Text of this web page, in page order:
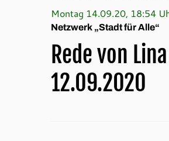
Montag 14.09.20, 18:54
Netzwerk „Stadt für Alle“
Rede von
12.09.2020